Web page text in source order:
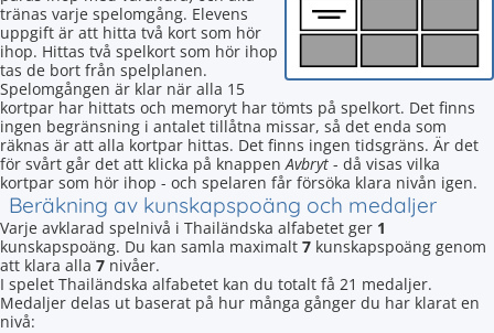
tränas varje spelomgång. Elevens
uppgift är att hitta två kort som hör
ihop. Hittas två spelkort som hör ihop
tas de bort från spelplanen.
Spelomgången är klar när alla 15
kortpar har hittats och memoryt har tömts på spelkort. Det finns
ingen begränsning i antalet tillåtna missar, så det enda som
räknas är att alla kortpar hittas. Det finns ingen tidsgräns. Är det
för svårt går det att klicka på knappenAvbryt - då visas vilka
kortpar som hör ihop - och spelaren får försöka klara nivån igen.
Beräkning av kunskapspoäng och medaljer
Varje avklarad spelnivå i Thailändska alfabetet ger 1
kunskapspoäng. Du kan samla maximalt 7 kunskapspoäng genom
att klara alla 7 nivåer.
I spelet Thailändska alfabetet kan du totalt få 21 medaljer.
Medaljer delas ut baserat på hur många gånger du har klarat en
nivå: